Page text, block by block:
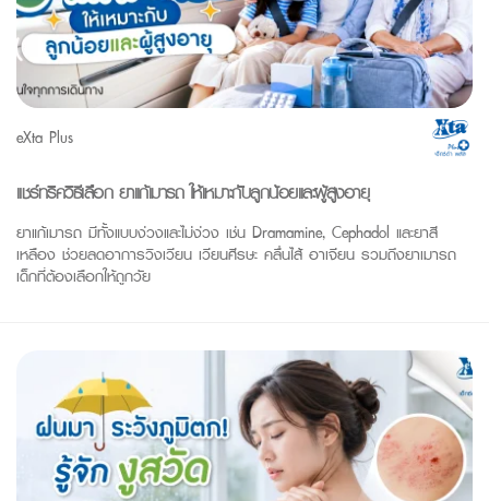
eXta Plus
แชร์ทริควิธีเลือก ยาแก้เมารถ ให้เหมาะกับลูกน้อยและผู้สูงอายุ
ยาแก้เมารถ มีทั้งแบบง่วงและไม่ง่วง เช่น Dramamine, Cephadol และยาสี
เหลือง ช่วยลดอาการวิงเวียน เวียนศีรษะ คลื่นไส้ อาเจียน รวมถึงยาเมารถ
เด็กที่ต้องเลือกให้ถูกวัย